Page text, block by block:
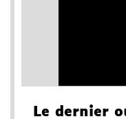
Le dernier